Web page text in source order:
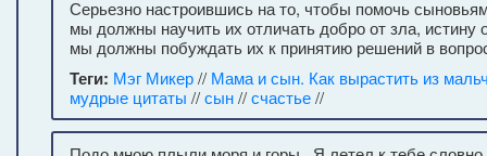
Серьезно настроившись на то, чтобы помочь
мы должны научить их отличать добро от зла, истину
мы должны побуждать их к принятию решений в
Теги: Мэг Микер// Мама и сын. Как вырастить из
мудрые цитаты //сын//счастье//